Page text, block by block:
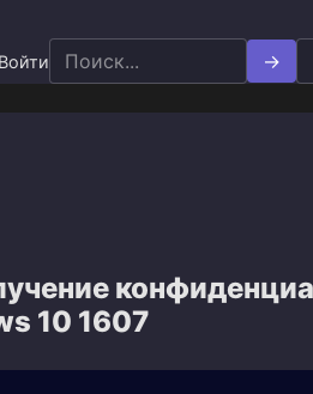
Войти
Search
for:
10 1607